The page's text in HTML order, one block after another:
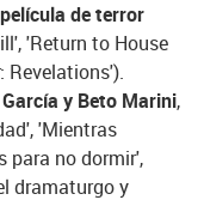
de terror
'Return to House
Revelations').
y Beto Marini,
'Mientras
para no dormir',
dramaturgo y